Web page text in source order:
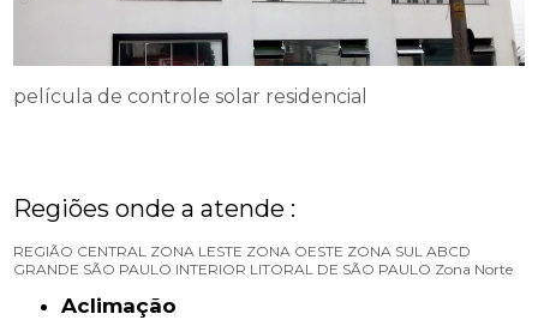
película de controle solar residencial
Regiões onde a atende :
REGIÃO CENTRAL ZONA LESTE ZONA OESTE ZONA SUL ABCD
GRANDE SÃO PAULO INTERIOR LITORAL DE SÃO PAULO Zona Norte
Aclimação